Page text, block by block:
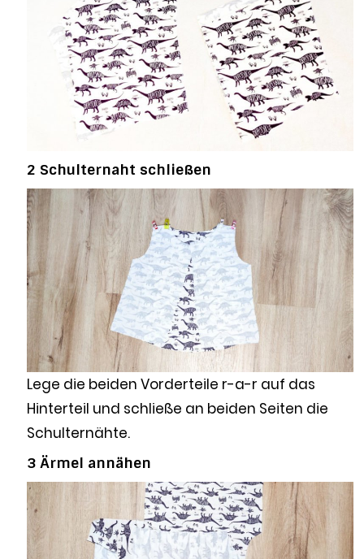
2 Schulternaht schließen
Lege die beiden Vorderteile r-a-r auf das
Hinterteil und schließe an beiden Seiten die
Schulternähte.
3 Ärmel annähen